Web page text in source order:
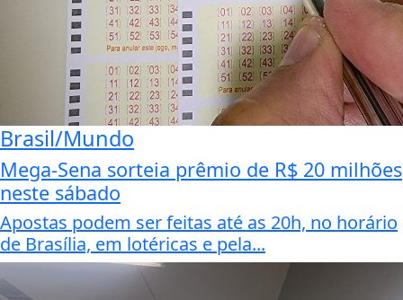
Brasil/Mundo
Mega-Sena sorteia prêmio de R$ 20 milhões
neste sábado
Apostas podem ser feitas até as 20h, no horário
de Brasília, em lotéricas e pela...